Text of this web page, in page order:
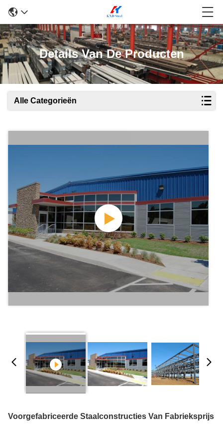
Details Van De Producten
Alle Categorieën
Voorgefabriceerde Staalconstructies Van Fabrieksprijs